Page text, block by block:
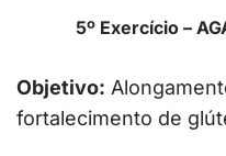
5º Exercício –
Objetivo:
fortalecimento de